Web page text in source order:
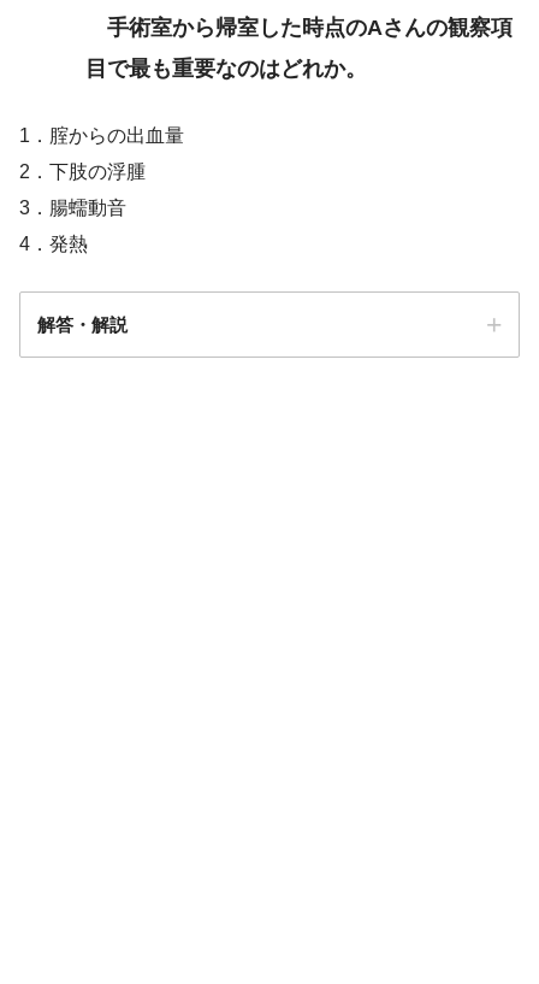
手術室から帰室した時点のAさんの観察項
目で最も重要なのはどれか。
1．腟からの出血量
2．下肢の浮腫
3．腸蠕動音
4．発熱
解答・解説